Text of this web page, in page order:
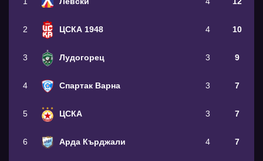
2 ЦСКА 1948 4 10
3 Лудогорец 3 9
4 Спартак Варна 3 7
5 ЦСКА 3 7
6 Арда Кърджали 4 7